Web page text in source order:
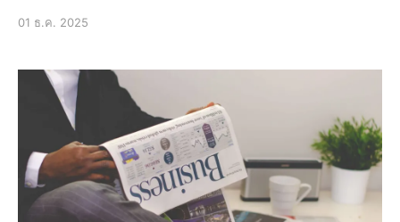
ความสำเร็จถือเป็นสิ่งที่สำคัญอย่างยิ่ง เพราะมันสามารถ
เราได้ เรื่องราวของบุคคลที่สร้างแรงบั
01 ธ.ค. 2025